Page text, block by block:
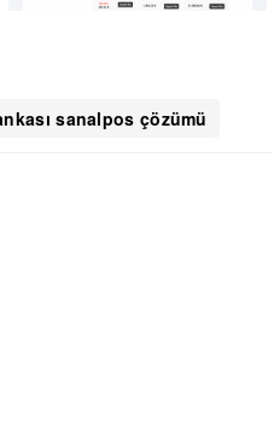
sanalpos çözümü